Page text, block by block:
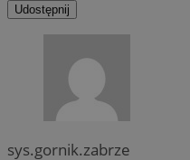
Udostępnij
sys.gornik.zabrze